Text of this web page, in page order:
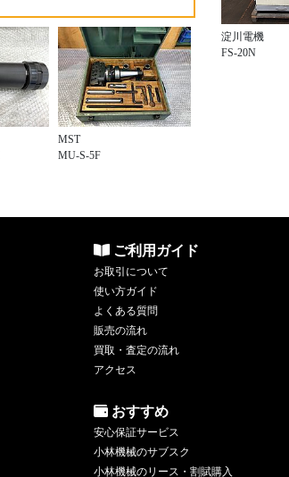
MST
MU-S-5F
淀川電機
FS-20N
ご利用ガイド
お取引について
使い方ガイド
よくある質問
販売の流れ
買取・査定の流れ
アクセス
おすすめ
安心保証サービス
小林機械のサブスク
小林機械のリース・割賦購入